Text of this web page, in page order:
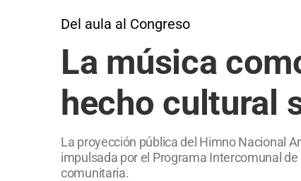
Del aula al Congreso
La música
hecho cultural
La proyección pública del Himno Nacional
impulsada por el Programa Intercomunal
comunitaria.